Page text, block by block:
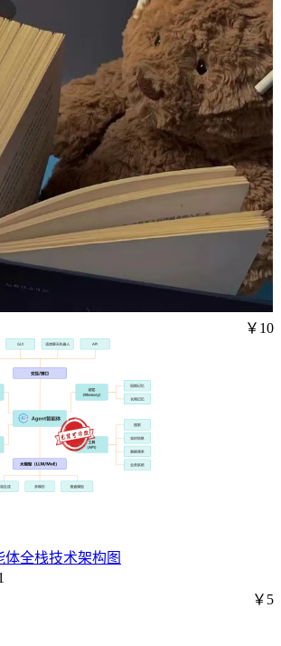
￥10
体全栈技术架构图
￥5